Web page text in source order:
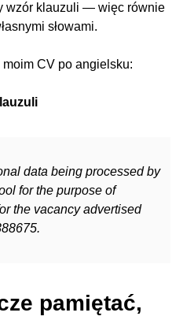
wzór klauzuli — więc równie
słowami.
CV po angielsku:
data being processed by
for the purpose of
the vacancy advertised
pamiętać,